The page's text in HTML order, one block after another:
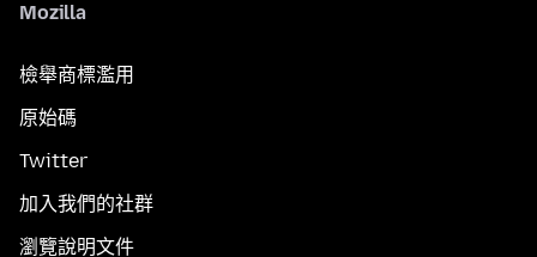
Mozilla
檢舉商標濫用
原始碼
Twitter
加入我們的社群
瀏覽說明文件